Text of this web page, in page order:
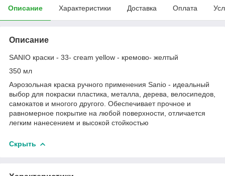
Описание Характеристики Доставка Оплата
Описание
SANIO краски - 33- cream yellow - кремово- желтый
350 мл
Аэрозольная краска ручного применения Sanio - идеальный
выбор для покраски пластика, металла, дерева, велосипедов,
самокатов и многого другого. Обеспечивает прочное и
равномерное покрытие на любой поверхности, отличается
легким нанесением и высокой стойкостью
Скрыть